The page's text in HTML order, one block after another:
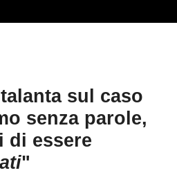
sul caso
senza parole,
di essere
"